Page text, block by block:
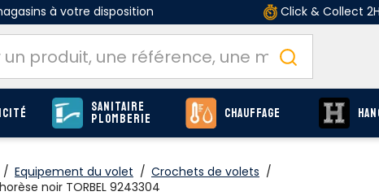
à votre disposition Click & Collect 2H
Sanitaire
Plomberie Chauffage
/ Equipement du volet / Crochets de volets /
noir TORBEL 9243304